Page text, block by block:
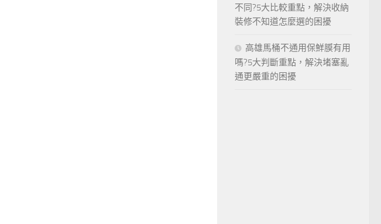
不同?5大比較重點，解決收納
裝修不知道怎麼選的困擾
高雄馬桶不通用保鮮膜有用
嗎?5大判斷重點，解決堵塞亂
通更嚴重的困擾